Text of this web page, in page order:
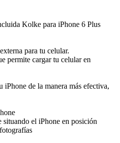
Kolke para iPhone 6 Plus
para tu celular.
permite cargar tu celular en
iPhone de la manera más efectiva,
situando el iPhone en posición